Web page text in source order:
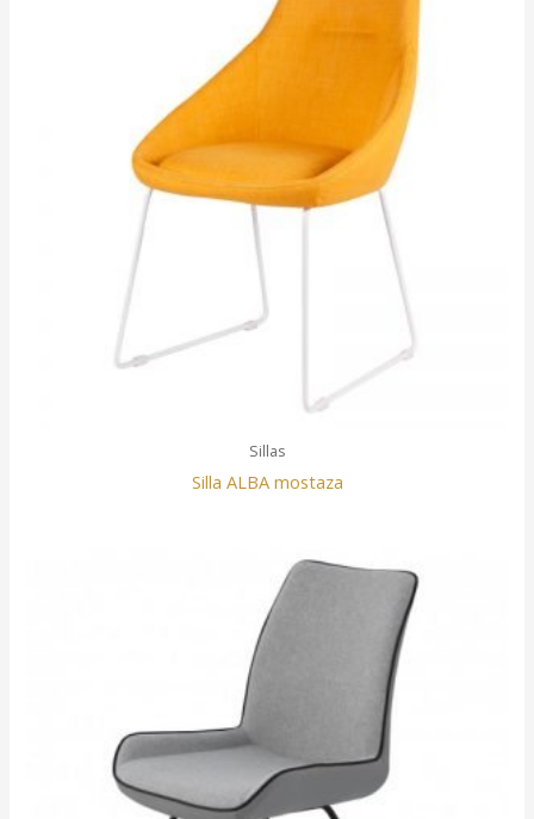
Sillas
Silla ALBA mostaza